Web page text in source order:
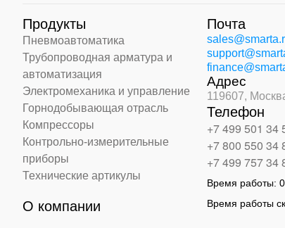
Продукты
Пневмоавтоматика
Трубопроводная арматура и
автоматизация
Электромеханика и управление
Горнодобывающая отрасль
Компрессоры
Контрольно-измерительные
приборы
Технические артикулы
О компании
Почта
Адрес
119607,
Телефон
+7 499 501 34
+7 800 550 34
+7 499 757 34
Время работы:
Время работы